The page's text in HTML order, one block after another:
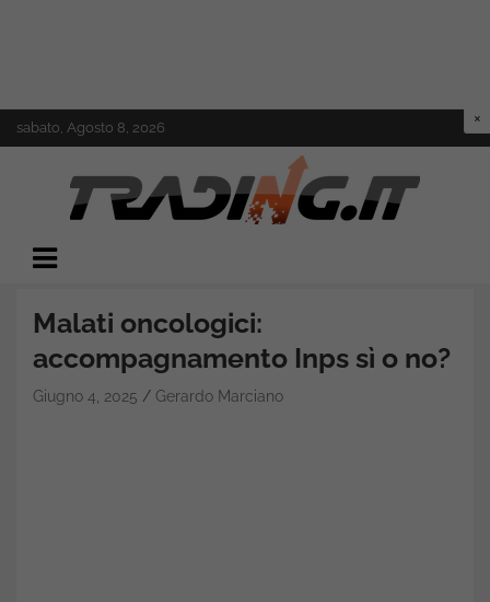
to
sabato, Agosto 8, 2026
Trading.it
Malati oncologici:
accompagnamento Inps sì o no?
Giugno 4, 2025 Gerardo Marciano